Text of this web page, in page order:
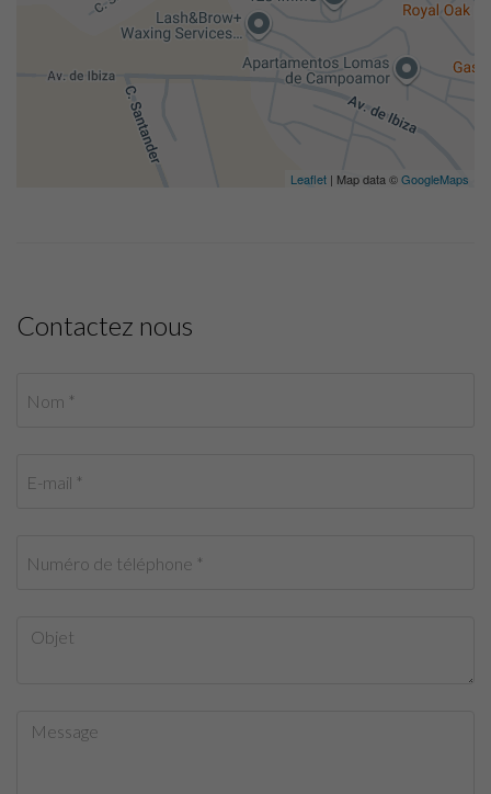
Leaflet | Map data ©GoogleMaps
Contactez nous